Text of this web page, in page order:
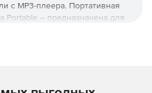
с MP3-плеера. Портативная
Portable – предназначена для